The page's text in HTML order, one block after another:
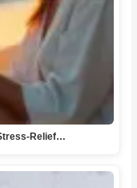
Relief…